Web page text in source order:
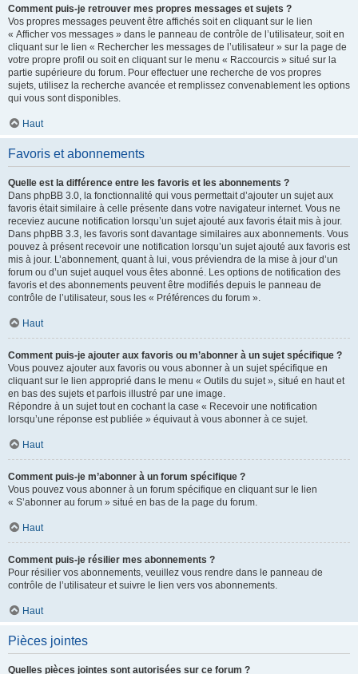
Comment puis-je retrouver mes propres messages et sujets ?
Vos propres messages peuvent être affichés soit en cliquant sur le lien
« Afficher vos messages » dans le panneau de contrôle de l’utilisateur, soit en
cliquant sur le lien « Rechercher les messages de l’utilisateur » sur la page de
votre propre profil ou soit en cliquant sur le menu « Raccourcis » situé sur la
partie supérieure du forum. Pour effectuer une recherche de vos propres
sujets, utilisez la recherche avancée et remplissez convenablement les options
qui vous sont disponibles.
Haut
Favoris et abonnements
Quelle est la différence entre les favoris et les abonnements ?
Dans phpBB 3.0, la fonctionnalité qui vous permettait d’ajouter un sujet aux
favoris était similaire à celle présente dans votre navigateur internet. Vous ne
receviez aucune notification lorsqu’un sujet ajouté aux favoris était mis à jour.
Dans phpBB 3.3, les favoris sont davantage similaires aux abonnements. Vous
pouvez à présent recevoir une notification lorsqu’un sujet ajouté aux favoris est
mis à jour. L’abonnement, quant à lui, vous préviendra de la mise à jour d’un
forum ou d’un sujet auquel vous êtes abonné. Les options de notification des
favoris et des abonnements peuvent être modifiés depuis le panneau de
contrôle de l’utilisateur, sous les « Préférences du forum ».
Haut
Comment puis-je ajouter aux favoris ou m’abonner à un sujet spécifique ?
Vous pouvez ajouter aux favoris ou vous abonner à un sujet spécifique en
cliquant sur le lien approprié dans le menu « Outils du sujet », situé en haut et
en bas des sujets et parfois illustré par une image.
Répondre à un sujet tout en cochant la case « Recevoir une notification
lorsqu’une réponse est publiée » équivaut à vous abonner à ce sujet.
Haut
Comment puis-je m’abonner à un forum spécifique ?
Vous pouvez vous abonner à un forum spécifique en cliquant sur le lien
« S’abonner au forum » situé en bas de la page du forum.
Haut
Comment puis-je résilier mes abonnements ?
Pour résilier vos abonnements, veuillez vous rendre dans le panneau de
contrôle de l’utilisateur et suivre le lien vers vos abonnements.
Haut
Pièces jointes
Quelles pièces jointes sont autorisées sur ce forum ?